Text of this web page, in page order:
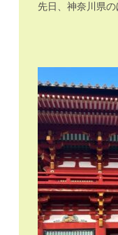
先日、神奈川県